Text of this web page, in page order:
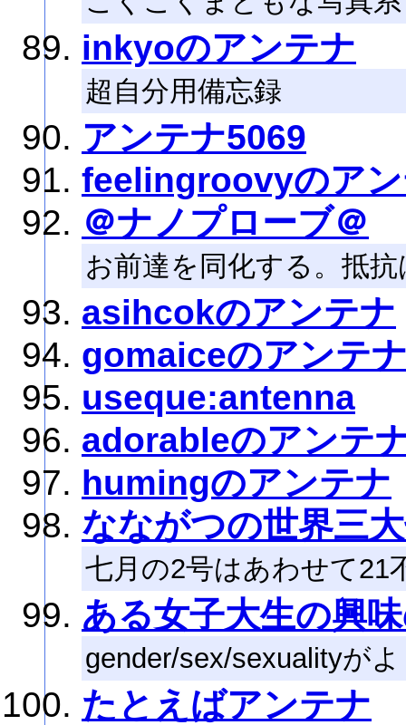
inkyoのアンテナ
超自分用備忘録
アンテナ5069
feelingroovyのア
＠ナノプローブ＠
お前達を同化する。抵
asihcokのアンテナ
gomaiceのアンテ
useque:antenna
adorableのアンテ
humingのアンテナ
なながつの世界三
七月の2号はあわせて21
ある女子大生の興
gender/sex/sexualityが
たとえばアンテナ